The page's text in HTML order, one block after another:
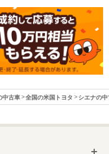
中古車 全国の米国トヨタ シエナの中